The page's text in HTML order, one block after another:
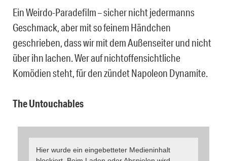
Ein Weirdo-Paradefilm – sicher nicht jedermanns
Geschmack, aber mit so feinem Händchen
geschrieben, dass wir mit dem Außenseiter und nicht
über ihn lachen. Wer auf nichtoffensichtliche
Komödien steht, für den zündet Napoleon Dynamite.
The Untouchables
Hier wurde ein eingebetteter Medieninhalt